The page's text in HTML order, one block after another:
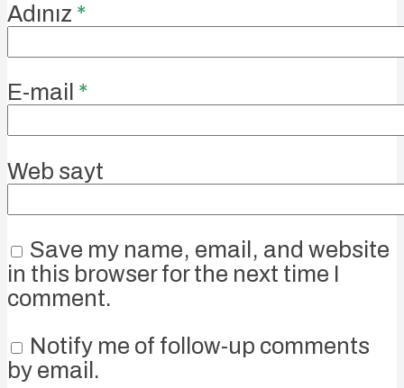
Adınız *
E-mail *
Web sayt
Save my name, email, and website
in this browser for the next time I
comment.
Notify me of follow-up comments
by email.